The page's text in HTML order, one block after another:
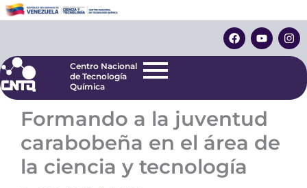
al
F
a
c
o
Y
o
u
e
I
n
s
r
Centro Nacional
de Tecnología
Centro Nacional
de Tecnología
Química
Formando a la juventud
carabobeña en el área de
la ciencia y tecnología